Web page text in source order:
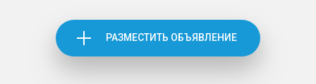
РАЗМЕСТИТЬ ОБЪЯВЛЕНИЕ